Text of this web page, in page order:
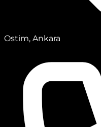
Ostim, Ankara